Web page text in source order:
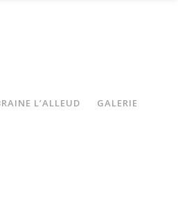
L’ALLEUD GALERIE